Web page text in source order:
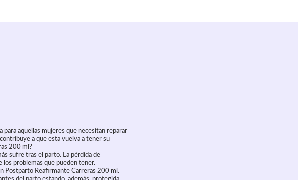
aquellas mujeres que necesitan reparar
a que esta vuelva a tener su
200 ml?
sufre tras el parto. La pérdida de
los problemas que pueden tener.
Postparto Reafirmante Carreras 200 ml.